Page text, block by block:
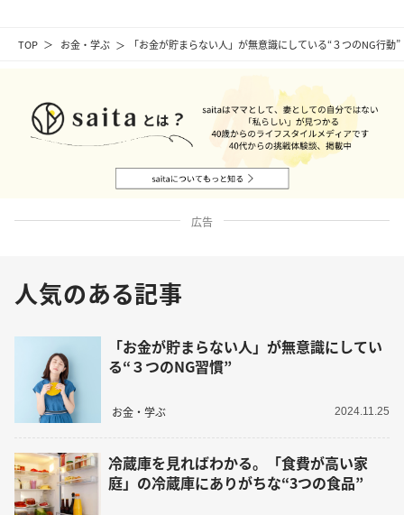
TOP お金・学ぶ 「お金が貯まらない人」が無意識にしている“３つのNG行
広告
人気のある記事
「お金が貯まらない人」が無意識にしてい
る“３つのNG習慣”
お金・学ぶ 2024.11.25
冷蔵庫を見ればわかる。「食費が高い家
庭」の冷蔵庫にありがちな“3つの食品”